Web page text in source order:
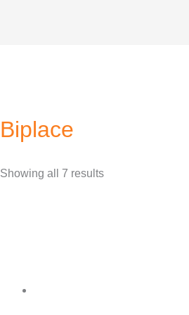
Biplace
Showing all 7 results